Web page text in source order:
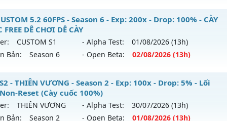
reset: Reset In Game
loại: Mu Nguyên bản Webzen
Shark
VÔ SONG⚔️ - SS6 EP3 ĐỈNH CAO CLASSIC CHƠI LÀ MÊ
mới ra tháng 08 2026 - Mở máy chủVÔ SONG 2vào 18h
500x - Drop: 50%
loại: Mu Nguyên bản Webzen
MU8X
5.2 60FPS - Season 6 - Exp: 200x - Drop: 100% - CÀY
FREE DỄ CHƠI DỄ CÀY
CUSTOM S1 - Alpha Test: 01/08/2026 (13h)
Bản:
Season 6 - Open Beta: 02/08/2026 (13h)
CUSTOM 5.2 60FPS - CÀY CUỐC FREE DỄ CHƠI DỄ CÀY
mới ra tháng 08 2026 - Mở máy chủCUSTOM S1
- THIÊN VƯƠNG - Season 2 - Exp: 100x - Drop: 5% - Lối
Reset (Cày cuốc 100%)
THIÊN VƯƠNG - Alpha Test: 30/07/2026 (13h)
Bản:
Season 2 - Open Beta: 01/08/2026 (13h)